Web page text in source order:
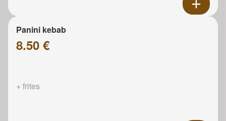
Panini kebab
8.50 €
+ frites